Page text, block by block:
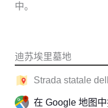
中。
迪苏埃里墓地
Strada statale
在 Google 地图